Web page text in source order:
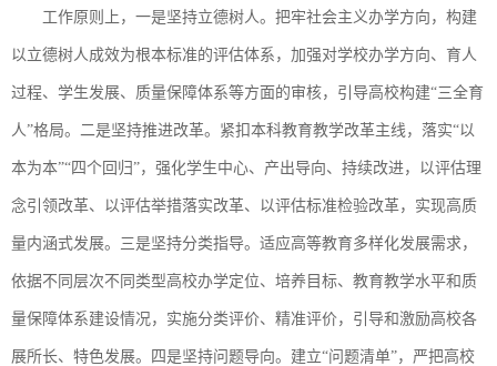
工作原则上，一是坚持立德树人。把牢社会主义办学方向，构建
以立德树人成效为根本标准的评估体系，加强对学校办学方向、育人
过程、学生发展、质量保障体系等方面的审核，引导高校构建“三全育
人”格局。二是坚持推进改革。紧扣本科教育教学改革主线，落实“以
本为本”“四个回归”，强化学生中心、产出导向、持续改进，以评估理
念引领改革、以评估举措落实改革、以评估标准检验改革，实现高质
量内涵式发展。三是坚持分类指导。适应高等教育多样化发展需求，
依据不同层次不同类型高校办学定位、培养目标、教育教学水平和质
量保障体系建设情况，实施分类评价、精准评价，引导和激励高校各
展所长、特色发展。四是坚持问题导向。建立“问题清单”，严把高校